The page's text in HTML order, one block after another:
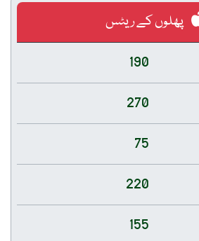
پھلوں کے ریٹس
190
270
75
220
155